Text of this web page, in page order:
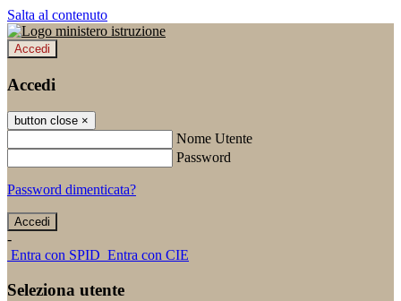
Salta al contenuto
Accedi
Accedi
button close ×
Nome Utente
Password
Password dimenticata?
-
Entra con SPID Entra con CIE
Seleziona utente